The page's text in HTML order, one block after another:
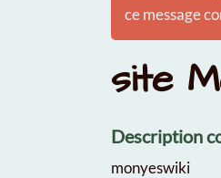
ce message
site
Description
monyeswiki